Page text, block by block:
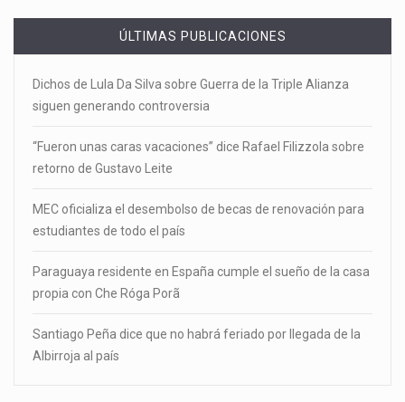
ÚLTIMAS PUBLICACIONES
Dichos de Lula Da Silva sobre Guerra de la Triple Alianza
siguen generando controversia
“Fueron unas caras vacaciones” dice Rafael Filizzola sobre
retorno de Gustavo Leite
MEC oficializa el desembolso de becas de renovación para
estudiantes de todo el país
Paraguaya residente en España cumple el sueño de la casa
propia con Che Róga Porã
Santiago Peña dice que no habrá feriado por llegada de la
Albirroja al país